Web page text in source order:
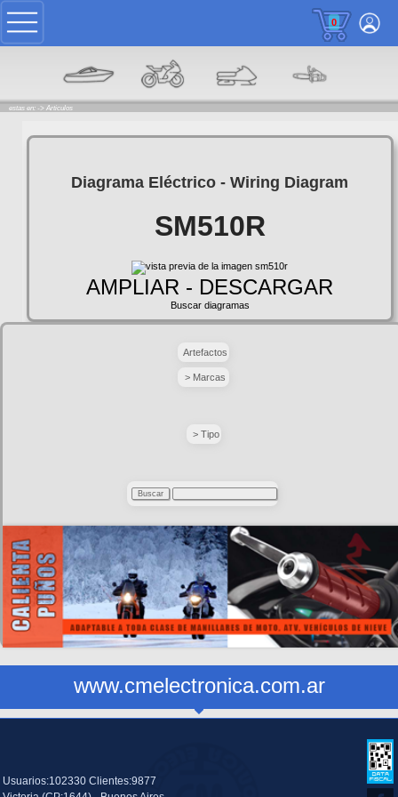
0
estas en: -> Articulos
Diagrama Eléctrico - Wiring Diagram
SM510R
AMPLIAR - DESCARGAR
Buscar diagramas
Artefactos
> Marcas
> Tipo
www.cmelectronica.com.ar
Usuarios:102330 Clientes:9877